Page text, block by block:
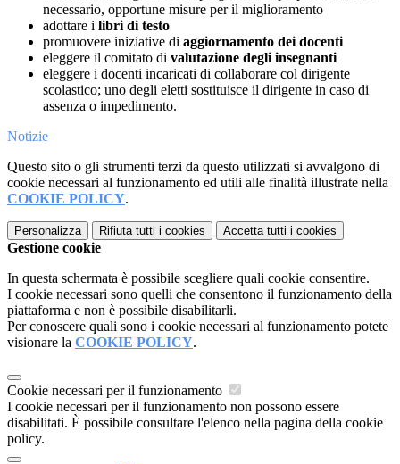
necessario, opportune misure per il miglioramento
adottare i libri di testo
promuovere iniziative di aggiornamento dei docenti
eleggere il comitato di valutazione degli insegnanti
eleggere i docenti incaricati di collaborare col dirigente
scolastico; uno degli eletti sostituisce il dirigente in caso di
assenza o impedimento.
Notizie
Questo sito o gli strumenti terzi da questo utilizzati si avvalgono di
cookie necessari al funzionamento ed utili alle finalità illustrate nella
COOKIE POLICY.
Personalizza Rifiuta tutti i cookies Accetta tutti i cookies
Gestione cookie
In questa schermata è possibile scegliere quali cookie consentire.
I cookie necessari sono quelli che consentono il funzionamento della
piattaforma e non è possibile disabilitarli.
Per conoscere quali sono i cookie necessari al funzionamento potete
visionare la COOKIE POLICY.
Cookie necessari per il funzionamento
I cookie necessari per il funzionamento non possono essere
disabilitati. È possibile consultare l'elenco nella pagina della cookie
policy.